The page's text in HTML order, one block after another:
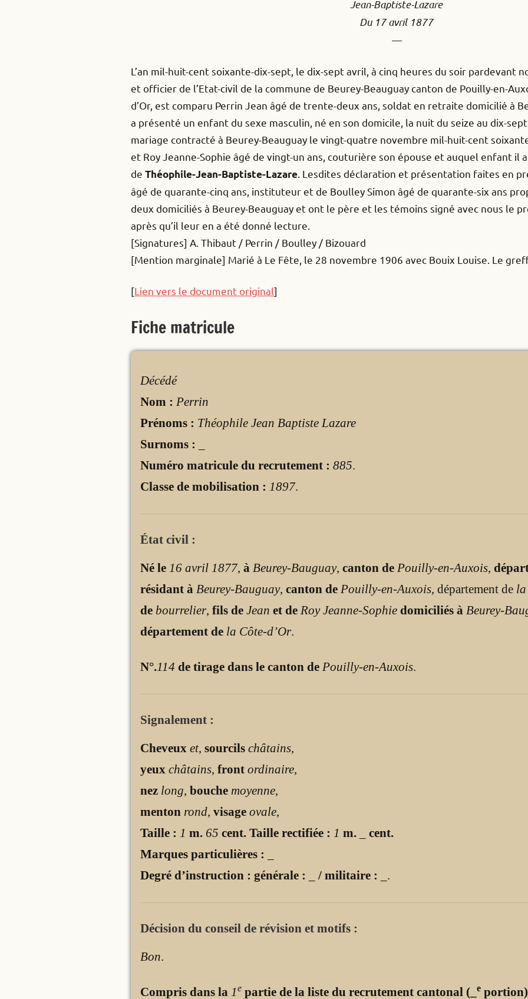
Jean-Baptiste-Lazare
Du 17 avril 1877
—
L’an mil-huit-cent soixante-dix-sept, le dix-sept avril, à cinq heures du soir pardevant
et officier de l’Etat-civil de la commune de Beurey-Beauguay canton de Pouilly-en-
d’Or, est comparu Perrin Jean âgé de trente-deux ans, soldat en retraite domicilié à
a présenté un enfant du sexe masculin, né en son domicile, la nuit du seize au dix-
mariage contracté à Beurey-Beauguay le vingt-quatre novembre mil-huit-cent
et Roy Jeanne-Sophie âgé de vingt-un ans, couturière son épouse et auquel enfant il
de Théophile-Jean-Baptiste-Lazare . Lesdites déclaration et présentation faites en
âgé de quarante-cinq ans, instituteur et de Boulley Simon âgé de quarante-six ans
deux domiciliés à Beurey-Beauguay et ont le père et les témoins signé avec nous le
après qu’il leur en a été donné lecture.
[Signatures] A. Thibaut / Perrin / Boulley / Bizouard
[Mention marginale] Marié à Le Fête, le 28 novembre 1906 avec Bouix Louise. Le
[Lien vers le document original]
Fiche matricule
Décédé
Nom : Perrin
Prénoms : Théophile Jean Baptiste Lazare
Surnoms :
Numéro matricule du recrutement : 885
Classe de mobilisation : 1897
État civil :
Né le 16 avril 1877 à Beurey-Bauguay, canton de Pouilly-en-Auxois
résidant à Beurey-Bauguay, canton de Pouilly-en-Auxois , département de la
de bourrelier, fils de Jean et de Roy Jeanne-Sophie domiciliés à Beurey-
département de la Côte-d’Or.
N°.114 de tirage dans le canton de Pouilly-en-Auxois
Signalement :
Cheveux et, sourcils châtains
yeux châtains front ordinaire
nez long bouche moyenne
menton rond visage ovale
Taille : 1 m. 65 cent. Taille rectifiée : 1 m.
cent.
Marques particulières :
Degré d’instruction : générale :
/ militaire :
Décision du conseil de révision et motifs :
Bon
Compris dans la 1e partie de la liste du recrutement cantonal (_ e